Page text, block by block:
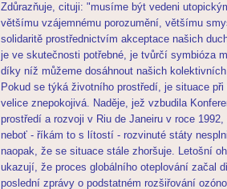
Zdůrazňuje, cituji: "musíme být vedeni
většímu vzájemnému porozumění, většímu
solidaritě prostřednictvím akceptace našich
je ve skutečnosti potřebné, je tvůrčí symbióza
díky níž můžeme dosáhnout našich
Pokud se týká životního prostředí, je situace
velice znepokojivá. Naděje, jež vzbudila
prostředí a rozvoji v Riu de Janeiru v roce
neboť - říkám to s lítostí - rozvinuté státy
naopak, že se situace stále zhoršuje. Letošní
ukazují, že proces globálního oteplování začal
poslední zprávy o podstatném rozšiřování